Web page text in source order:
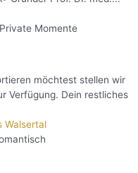
Private Momente
möchtest stellen wir
Verfügung. Dein restliches
Walsertal